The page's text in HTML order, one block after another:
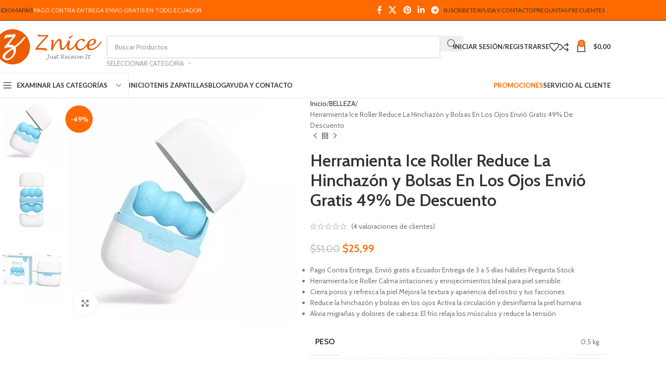
IDIOMAPAÍSPAGO CONTRA ENTREGA ENVIO GRATIS EN TODO ECUADOR SUSCRÍBETEAYUDA Y CONTACTOPREGUNTAS FRECUENTES
SELECCIONAR CATEGORIA
INICIAR SESIÓN/REGISTRARSE 0 $0,00
EXAMINAR LAS CATEGORÍAS INICIOTENIS ZAPATILLASBLOGAYUDA Y CONTACTO PROMOCIONESSERVICIO AL CLIENTE
-49%
Click to enlarge
Inicio BELLEZA
Herramienta Ice Roller Reduce La Hinchazón y Bolsas En Los Ojos Envió Gratis 49% De
Descuento
Herramienta Ice Roller Reduce La
Hinchazón y Bolsas En Los Ojos Envió
Gratis 49% De Descuento
(4valoraciones de clientes)
$51,00 $25,99
Pago Contra Entrega, Envió gratis a Ecuador Entrega de 3 a 5 días hábiles Pregunta Stock
Herramienta Ice Roller Calma irritaciones y enrojecimientos Ideal para piel sensible
Cierra poros y refresca la piel Mejora la textura y apariencia del rostro y tus facciones
Reduce la hinchazón y bolsas en los ojos Activa la circulación y desinflama la piel humana
Alivia migrañas y dolores de cabeza: El frío relaja los músculos y reduce la tensión
PESO 0,5 kg